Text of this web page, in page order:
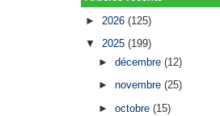
► 2026(125)
▼2025(199)
► décembre (12)
► novembre (25)
► octobre (15)